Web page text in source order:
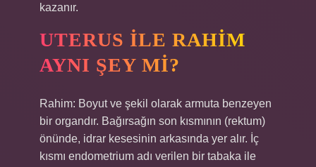
kazanır.
UTERUS ILE RAHIM
AYNI ŞEY MI?
Rahim: Boyut ve şekil olarak armuta benzeyen
bir organdır. Bağırsağın son kısmının (rektum)
önünde, idrar kesesinin arkasında yer alır. İç
kısmı endometrium adı verilen bir tabaka ile